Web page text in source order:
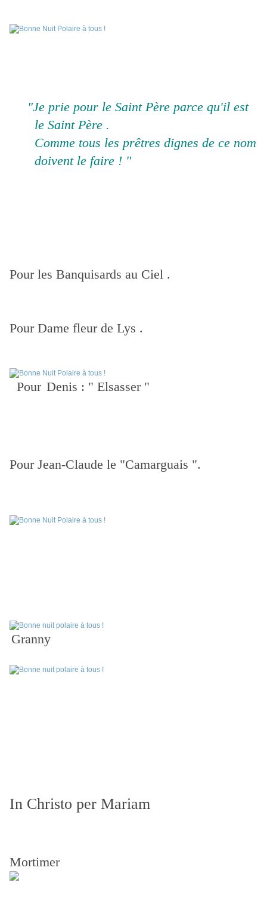
"Je prie pour le Saint Père parce qu'il est
le Saint Père .
Comme tous les prêtres dignes de ce nom
doivent le faire ! "
Pour les Banquisards au Ciel .
Pour Dame fleur de Lys .
Pour Denis : " Elsasser "
Pour Jean-Claude le "Camarguais ".
Granny
In Christo per Mariam
Mortimer